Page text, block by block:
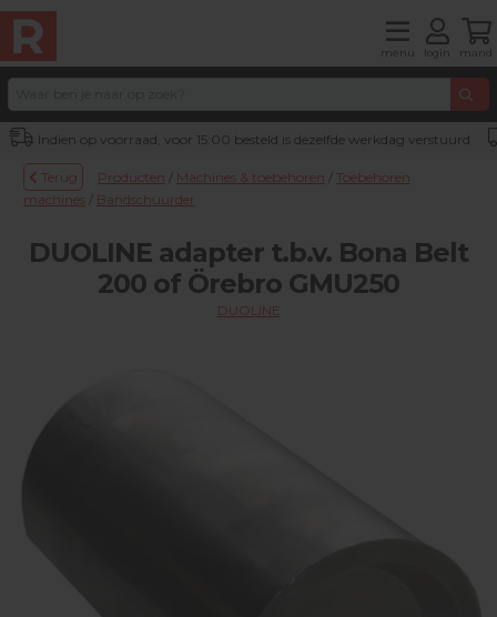
menu login mand
Indien op voorraad, voor 15:00 besteld is dezelfde werkdag verstuurd
Terug Producten / Machines & toebehoren / Toebehoren
machines / Bandschuurder
DUOLINE adapter t.b.v. Bona Belt
200 of Örebro GMU250
DUOLINE